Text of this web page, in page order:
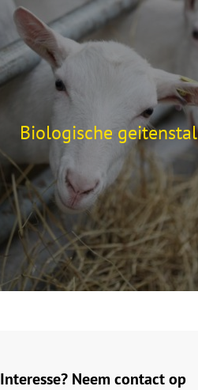
Biologische geitenstal
Interesse? Neem contact op